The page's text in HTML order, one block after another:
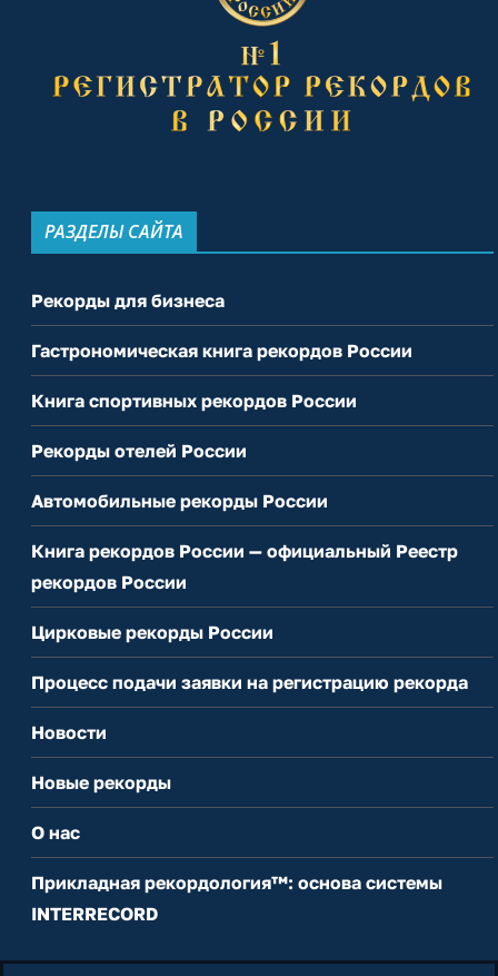
РАЗДЕЛЫ САЙТА
Рекорды для бизнеса
Гастрономическая книга рекордов России
Книга спортивных рекордов России
Рекорды отелей России
Автомобильные рекорды России
Книга рекордов России — официальный Реестр
рекордов России
Цирковые рекорды России
Процесс подачи заявки на регистрацию рекорда
Новости
Новые рекорды
О нас
Прикладная рекордология™: основа системы
INTERRECORD